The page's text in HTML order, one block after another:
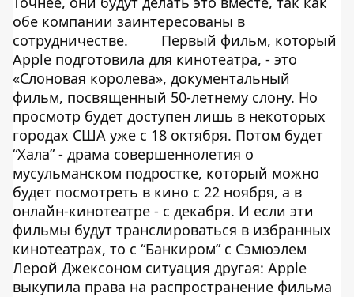
обе компании заинтересованы в
сотрудничестве.
Первый фильм, который
Apple подготовила для кинотеатра, - это
«Слоновая королева», документальный
фильм, посвященный 50-летнему слону. Но
просмотр будет доступен лишь в некоторых
городах США уже с 18 октября. Потом будет
“Хала” - драма совершеннолетия о
мусульманском подростке, который можно
будет посмотреть в кино с 22 ноября, а в
онлайн-кинотеатре - с декабря. И если эти
фильмы будут транслироваться в избранных
кинотеатрах, то с “Банкиром” с Сэмюэлем
Лерой Джексоном ситуация другая: Apple
выкупила права на распространение фильма